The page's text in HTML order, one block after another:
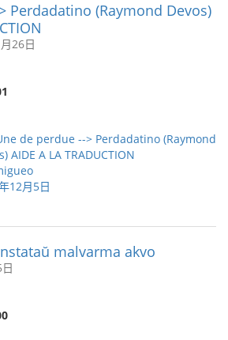
Perdadatino (Raymond Devos)
26日
de perdue --> Perdadatino (Raymond
AIDE A LA TRADUCTION
12月5日
malvarma akvo